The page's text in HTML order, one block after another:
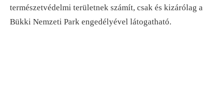
természetvédelmi területnek számít, csak és kizárólag a
Bükki Nemzeti Park engedélyével látogatható.